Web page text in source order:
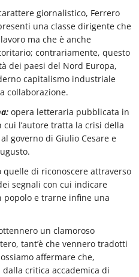
giornalistico, Ferrero
una classe dirigente che
ma che è anche
contrariamente, questo
dei paesi del Nord Europa,
capitalismo industriale
collaborazione.
opera letteraria pubblicata in
l’autore tratta la crisi della
governo di Giulio Cesare e
quelle di riconoscere attraverso
segnali con cui indicare
popolo e trarne infine una
un clamoroso
tant’è che vennero tradotti
affermare che,
critica accademica di